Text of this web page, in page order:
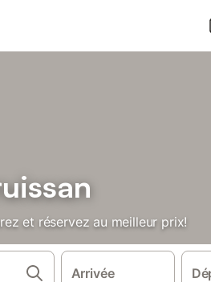
et réservez au meilleur prix!
Arrivée